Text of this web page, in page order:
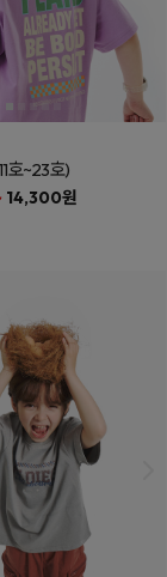
호~23호)
14,300원